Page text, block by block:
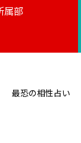
属部
最恐の相性占い